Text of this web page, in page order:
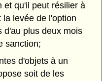
et qu'il peut résilier à
levée de l'option
d'au plus deux mois
sanction;
d'objets à un
soit de les